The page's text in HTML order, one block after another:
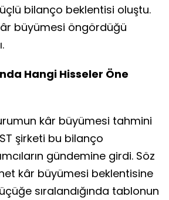
bilanço beklentisi oluştu.
büyümesi öngördüğü
Hangi Hisseler Öne
kâr büyümesi tahmini
şirketi bu bilanço
gündemine girdi. Söz
kâr büyümesi beklentisine
sıralandığında tablonun